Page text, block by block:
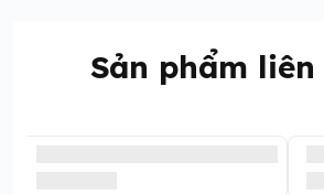
Sản phẩm liên